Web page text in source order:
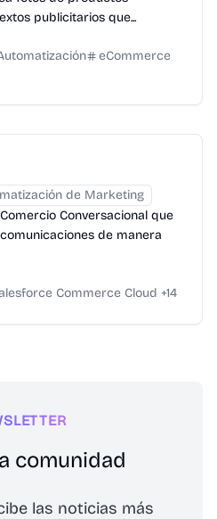
publicitarios que...
eCommerce
de Marketing
Conversacional que
de manera
Commerce Cloud +14
comunidad
las noticias más